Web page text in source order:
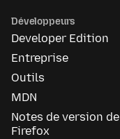
Développeurs
Developer Edition
Entreprise
Outils
MDN
Notes de version de
Firefox